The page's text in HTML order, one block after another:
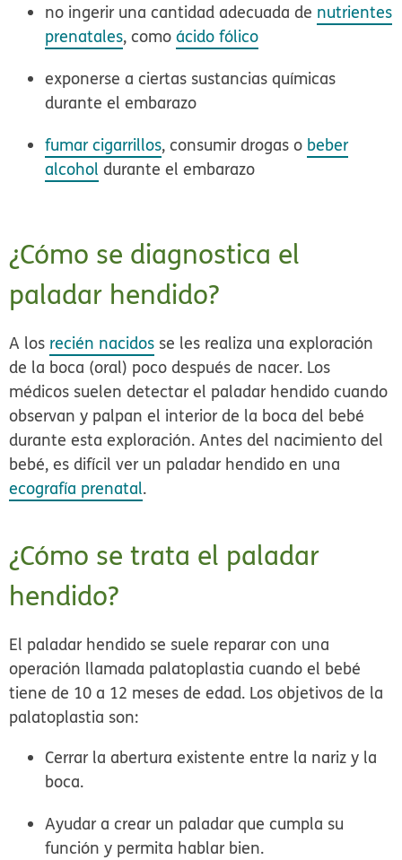
no ingerir una cantidad adecuada de nutrientes
prenatales, comoácido fólico
exponerse a ciertas sustancias químicas
durante el embarazo
fumar cigarrillos, consumir drogas o beber
alcohol durante el embarazo
¿Cómo se diagnostica el
paladar hendido?
A los recién nacidos se les realiza una exploración
de la boca (oral) poco después de nacer. Los
médicos suelen detectar el paladar hendido cuando
observan y palpan el interior de la boca del bebé
durante esta exploración. Antes del nacimiento del
bebé, es difícil ver un paladar hendido en una
ecografía prenatal.
¿Cómo se trata el paladar
hendido?
El paladar hendido se suele reparar con una
operación llamada palatoplastia cuando el bebé
tiene de 10 a 12 meses de edad. Los objetivos de la
palatoplastia son:
Cerrar la abertura existente entre la nariz y la
boca.
Ayudar a crear un paladar que cumpla su
función y permita hablar bien.